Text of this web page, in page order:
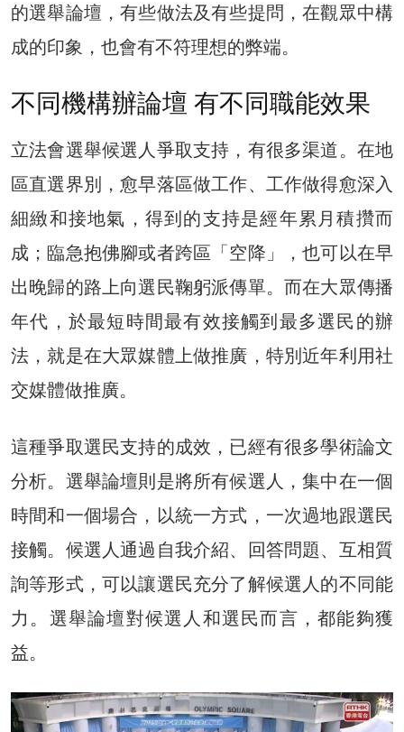
的選舉論壇，有些做法及有些提問，在觀眾中構
成的印象，也會有不符理想的弊端。
不同機構辦論壇 有不同職能效果
立法會選舉候選人爭取支持，有很多渠道。在地
區直選界別，愈早落區做工作、工作做得愈深入
細緻和接地氣，得到的支持是經年累月積攢而
成；臨急抱佛腳或者跨區「空降」，也可以在早
出晚歸的路上向選民鞠躬派傳單。而在大眾傳播
年代，於最短時間最有效接觸到最多選民的辦
法，就是在大眾媒體上做推廣，特別近年利用社
交媒體做推廣。
這種爭取選民支持的成效，已經有很多學術論文
分析。選舉論壇則是將所有候選人，集中在一個
時間和一個場合，以統一方式，一次過地跟選民
接觸。候選人通過自我介紹、回答問題、互相質
詢等形式，可以讓選民充分了解候選人的不同能
力。選舉論壇對候選人和選民而言，都能夠獲
益。